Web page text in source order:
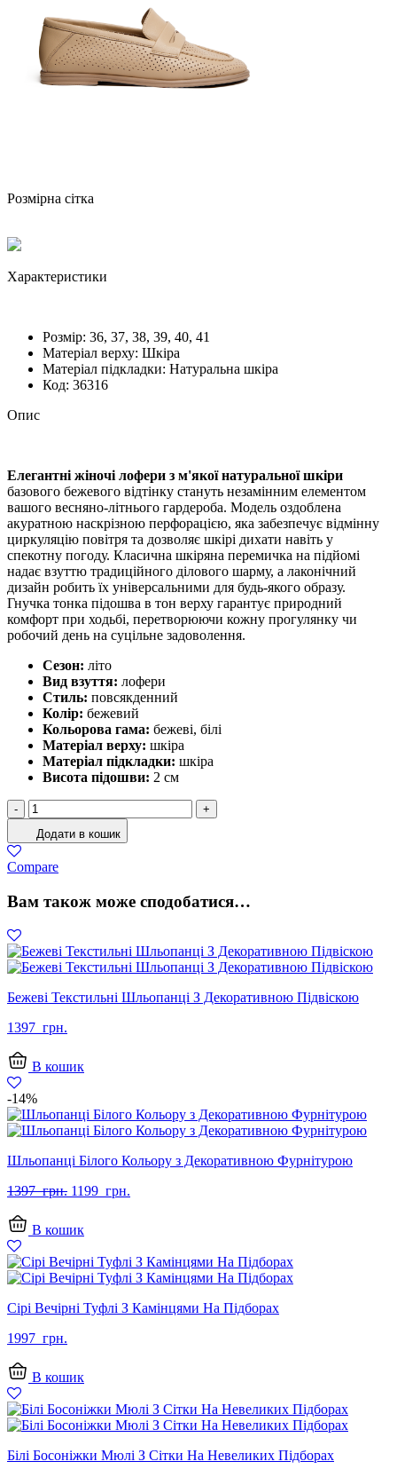
Розмірна сітка
Характеристики
Розмiр: 36, 37, 38, 39, 40, 41
Матеріал верху: Шкіра
Матеріал підкладки: Натуральна шкіра
Код: 36316
Опис
Елегантні жіночі лофери з м'якої натуральної шкіри
базового бежевого відтінку стануть незамінним елементом
вашого весняно-літнього гардероба. Модель оздоблена
акуратною наскрізною перфорацією, яка забезпечує відмінну
циркуляцію повітря та дозволяє шкірі дихати навіть у
спекотну погоду. Класична шкіряна перемичка на підйомі
надає взуттю традиційного ділового шарму, а лаконічний
дизайн робить їх універсальними для будь-якого образу.
Гнучка тонка підошва в тон верху гарантує природний
комфорт при ходьбі, перетворюючи кожну прогулянку чи
робочий день на суцільне задоволення.
Сезон: літо
Вид взуття: лофери
Стиль: повсякденний
Колір: бежевий
Кольорова гама: бежеві, білі
Матеріал верху: шкіра
Матеріал підкладки: шкіра
Висота підошви: 2 см
Жіночі
Шкіряні
Лофери
Бежеві
З
На
Підошві
кількість
-
+
Додати в кошик
Compare
Вам також може сподобатися…
Бежеві Текстильні Шльопанці З Декоративною Підвіскою
1397 грн.
В кошик
-14%
Шльопанці Білого Кольору з Декоративною Фурнітурою
1397 грн. Оригінальна
грн..
1199 грн.
В кошик
Сірі Вечірні Туфлі З Камінцями На Підборах
1997 грн.
В кошик
Білі Босоніжки Мюлі З Сітки На Невеликих Підборах